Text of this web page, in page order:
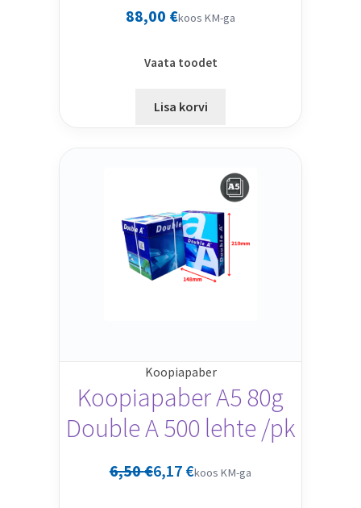
88,00 €koos KM-ga
Vaata toodet
Lisa korvi
Koopiapaber
Koopiapaber A5 80g
Double A 500 lehte /pk
6,50€6,17 €koos KM-ga